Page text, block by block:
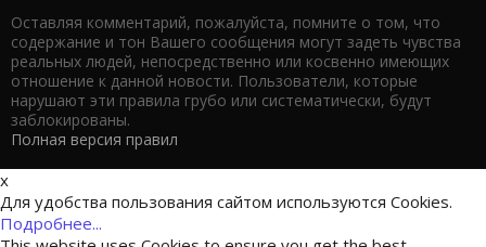
Оставляя комментарий, пожалуйста, помните о том, что
содержание и тон Вашего сообщения могут задеть чувства
реальных людей, непосредственно или косвенно имеющих
отношение к данной новости. Пользователи, которые
нарушают эти правила грубо или систематически, будут
заблокированы.
Полная версия правил
x
Для удобства пользования сайтом используются Cookies.
Подробнее...